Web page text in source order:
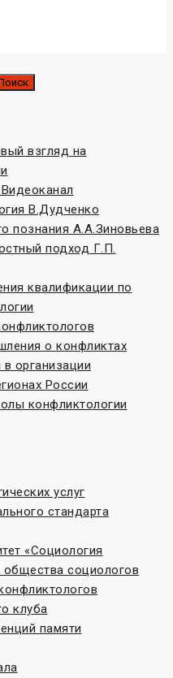
взгляд на
В.Дудченко
познания А.А.Зиновьева
подход Г.П.
квалификации по
о конфликтах
организации
России
конфликтологии
услуг
стандарта
«Социoлогия
общества социологов
клуба
памяти